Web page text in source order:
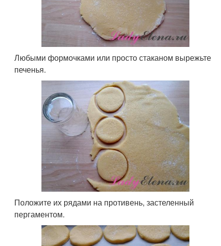
Любыми формочками или просто стаканом вырежьте
печенья.
Положите их рядами на противень, застеленный
пергаментом.